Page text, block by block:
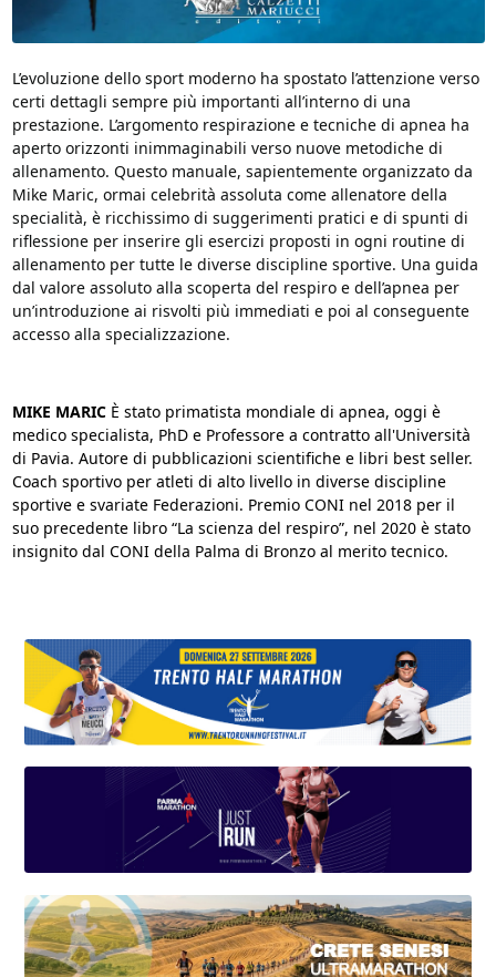
L’evoluzione dello sport moderno ha spostato l’attenzione verso
certi dettagli sempre più importanti all’interno di una
prestazione. L’argomento respirazione e tecniche di apnea ha
aperto orizzonti inimmaginabili verso nuove metodiche di
allenamento. Questo manuale, sapientemente organizzato da
Mike Maric, ormai celebrità assoluta come allenatore della
specialità, è ricchissimo di suggerimenti pratici e di spunti di
riflessione per inserire gli esercizi proposti in ogni routine di
allenamento per tutte le diverse discipline sportive. Una guida
dal valore assoluto alla scoperta del respiro e dell’apnea per
un’introduzione ai risvolti più immediati e poi al conseguente
accesso alla specializzazione.
MIKE MARICÈ stato primatista mondiale di apnea, oggi è
medico specialista, PhD e Professore a contratto all'Università
di Pavia. Autore di pubblicazioni scientifiche e libri best seller.
Coach sportivo per atleti di alto livello in diverse discipline
sportive e svariate Federazioni. Premio CONI nel 2018 per il
suo precedente libro “La scienza del respiro”, nel 2020 è stato
insignito dal CONI della Palma di Bronzo al merito tecnico.